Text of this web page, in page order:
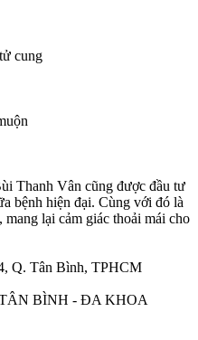
cung
Thanh Vân cũng được đầu tư
bệnh hiện đại. Cùng với đó là
lại cảm giác thoải mái cho
Q. Tân Bình, TPHCM
BÌNH - ĐA KHOA